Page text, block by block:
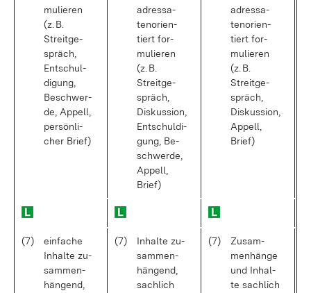
mu­lie­ren
(z. B.
Streit­ge­
spräch,
Ent­schul­
di­gung,
Be­schwer­
de, Ap­pell,
per­sön­li­
cher Brief)
adres­sa­
ten­ori­en­
tiert for­
mu­lie­ren
(z. B.
Streit­ge­
spräch,
Dis­kus­si­on,
Ent­schul­di­
gung, Be­
schwer­de,
Ap­pell,
Brief)
adres­sa­
ten­ori­en­
tiert for­
mu­lie­ren
(z. B.
Streit­ge­
spräch,
Dis­kus­si­on,
Ap­pell,
Brief)
(7)
ein­fa­che
In­hal­te zu­
sam­men­
hän­gend,
(7)
In­hal­te zu­
sam­men­
hän­gend,
sach­lich
(7)
Zu­sam­
men­hän­ge
und In­hal­
te sach­lich